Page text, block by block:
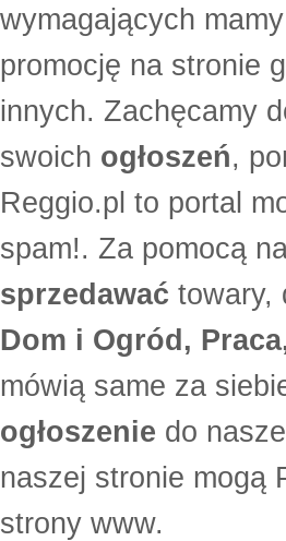
wymagających
promocję na stronie
innych. Zachęcamy
swoich ogłoszeń,
Reggio.pl to portal
spam!. Za pomocą
sprzedawać towary,
Dom i Ogród,
mówią same za
ogłoszenie do
naszej stronie mogą
strony www.